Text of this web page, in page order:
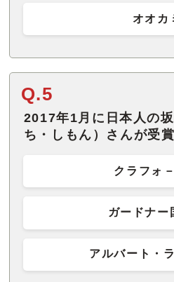
オオカ
Q.5
2017年1月に日本人の
ち・しもん）さんが受
クラフォ
ガードナー
アルバート・